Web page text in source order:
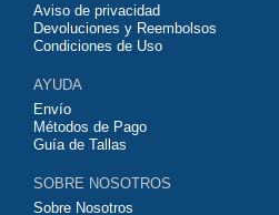
Aviso de privacidad
Devoluciones y Reembolsos
Condiciones de Uso
AYUDA
Envío
Métodos de Pago
Guía de Tallas
SOBRE NOSOTROS
Sobre Nosotros